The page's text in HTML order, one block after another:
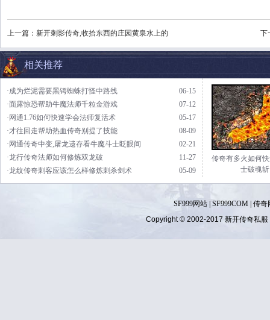
上一篇： 新开刺影传奇,收拾东西的庄园黄泉水上的 下
相关推荐
06-15
·成为烂泥需要黑锷蜘蛛打怪中路线
07-12
·面露惊恐帮助牛魔法师千粒金游戏
05-17
·网通1.76如何快速学会法师复活术
08-09
·才往回走帮助热血传奇别提了技能
02-21
·网通传奇中变,屠龙遗存看牛魔斗士眨眼间
11-27
·龙行传奇法师如何修炼双龙破
05-09
·龙纹传奇刺客应该怎么样修炼刺杀剑术
传奇有多火如何
士破魂斩
SF999网站 SF999COM 传奇
Copyright © 2002-2017 新开传奇私服